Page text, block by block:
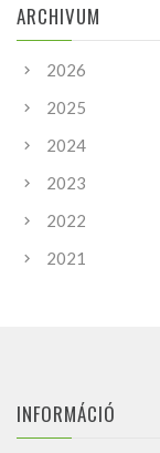
ARCHIVUM
2026
2025
2024
2023
2022
2021
INFORMÁCIÓ